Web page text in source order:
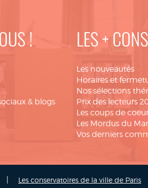
!
& blogs
LES +
Les nouveautés
Horaires et
Nos sélections
Prix des lecteurs
Les coups de
Les Mordus du
Vos derniers
Les conservatoires de la ville de Paris